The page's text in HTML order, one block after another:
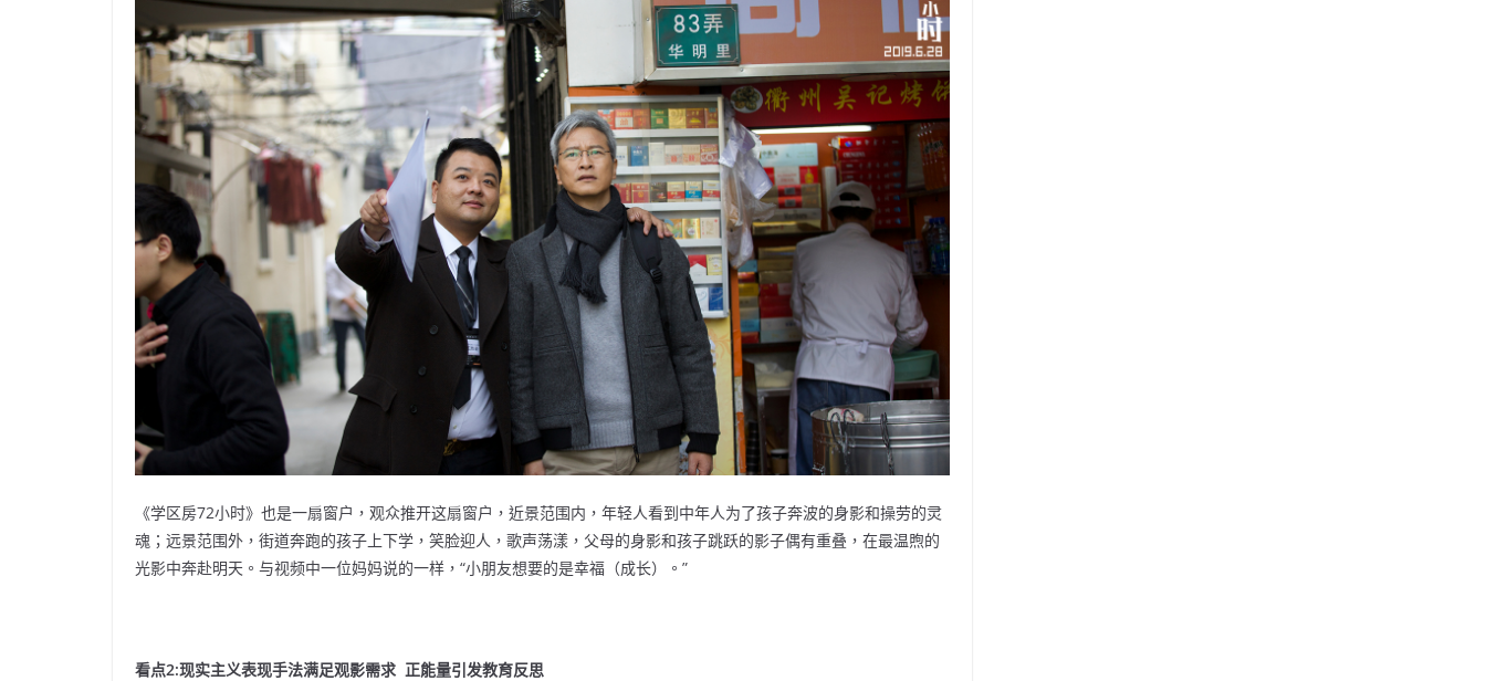
《学区房72小时》也是一扇窗户，观众推开这扇窗户，近景范围内，年轻人看到中年人为了孩子奔波的身影和操劳的灵
魂；远景范围外，街道奔跑的孩子上下学，笑脸迎人，歌声荡漾，父母的身影和孩子跳跃的影子偶有重叠，在最温煦的
光影中奔赴明天。与视频中一位妈妈说的一样，“小朋友想要的是幸福（成长）。”
看点2:现实主义表现手法满足观影需求 正能量引发教育反思